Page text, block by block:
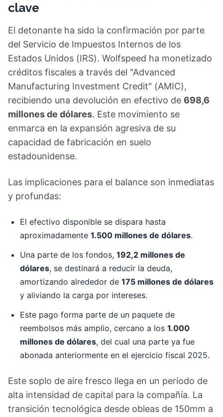
clave
El detonante ha sido la confirmación por parte
del Servicio de Impuestos Internos de los
Estados Unidos (IRS). Wolfspeed ha monetizado
créditos fiscales a través del "Advanced
Manufacturing Investment Credit" (AMIC),
recibiendo una devolución en efectivo de 698,6
millones de dólares. Este movimiento se
enmarca en la expansión agresiva de su
capacidad de fabricación en suelo
estadounidense.
Las implicaciones para el balance son inmediatas
y profundas:
El efectivo disponible se dispara hasta
aproximadamente 1.500 millones de dólares.
Una parte de los fondos, 192,2 millones de
dólares, se destinará a reducir la deuda,
amortizando alrededor de 175 millones de dólares
y aliviando la carga por intereses.
Este pago forma parte de un paquete de
reembolsos más amplio, cercano a los 1.000
millones de dólares, del cual una parte ya fue
abonada anteriormente en el ejercicio fiscal 2025.
Este soplo de aire fresco llega en un período de
alta intensidad de capital para la compañía. La
transición tecnológica desde obleas de 150mm a